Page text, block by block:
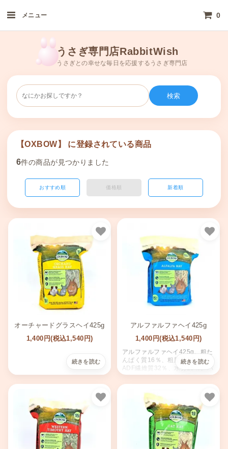
メニュー 0
うさぎ専門店RabbitWish
うさぎとの幸せな毎日を応援するうさぎ専門店
検索
【OXBOW】 に登録されている商品
6件の商品が見つかりました
おすすめ順 価格順 新着順
オーチャードグラスヘイ425g
1,400円(税込1,540円)
お気に入り
アルファルファヘイ425g
1,400円(税込1,540円)
アルファルファヘイ425g。粗た
んぱく質16％、粗脂肪1.5％、
ADF繊維質32％、水分15％。バ
ランスの取れた栄養で愛馬をサ
ポート。
お気
お気に入り お気